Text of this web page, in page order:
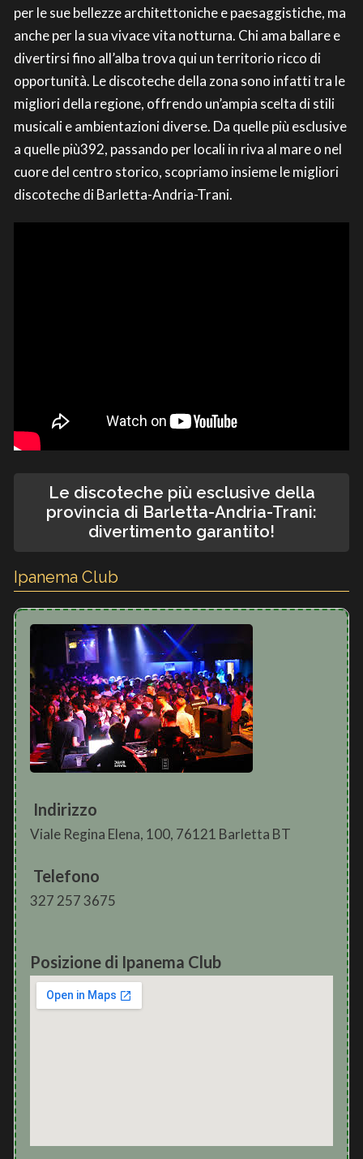
per le sue bellezze architettoniche e paesaggistiche, ma
anche per la sua vivace vita notturna. Chi ama ballare e
divertirsi fino all’alba trova qui un territorio ricco di
opportunità. Le discoteche della zona sono infatti tra le
migliori della regione, offrendo un’ampia scelta di stili
musicali e ambientazioni diverse. Da quelle più esclusive
a quelle più392, passando per locali in riva al mare o nel
cuore del centro storico, scopriamo insieme le migliori
discoteche di Barletta-Andria-Trani.
Le discoteche più esclusive della
provincia di Barletta-Andria-Trani:
divertimento garantito!
Ipanema Club
Indirizzo
Viale Regina Elena, 100, 76121 Barletta BT
Telefono
327 257 3675
Posizione di Ipanema Club